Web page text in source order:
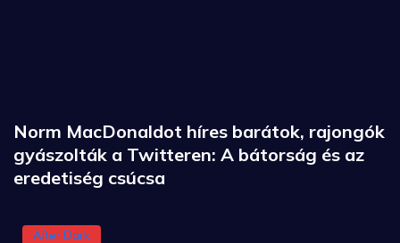
Norm MacDonaldot híres barátok, rajongók
gyászolták a Twitteren: A bátorság és az
eredetiség csúcsa
After Dark